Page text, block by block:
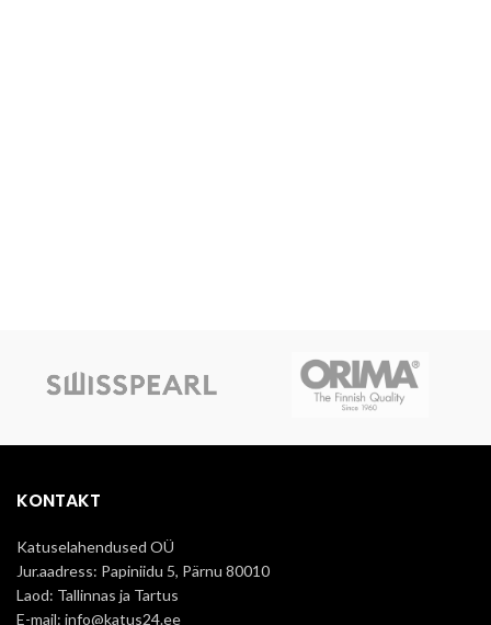
KONTAKT
Katuselahendused OÜ
Jur.aadress: Papiniidu 5, Pärnu 80010
Laod: Tallinnas ja Tartus
E-mail: info@katus24.ee